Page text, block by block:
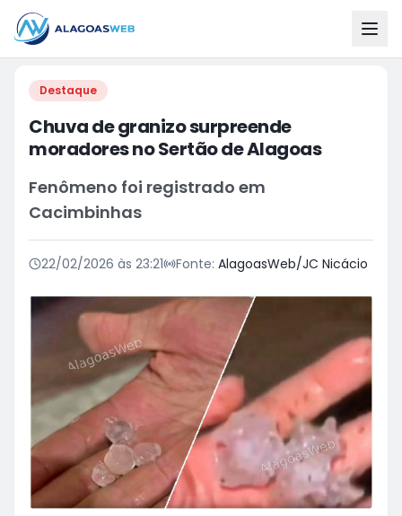
Destaque
Chuva de granizo surpreende
moradores no Sertão de Alagoas
Fenômeno foi registrado em
Cacimbinhas
22/02/2026 às 23:21 Fonte: AlagoasWeb/JC Nicácio